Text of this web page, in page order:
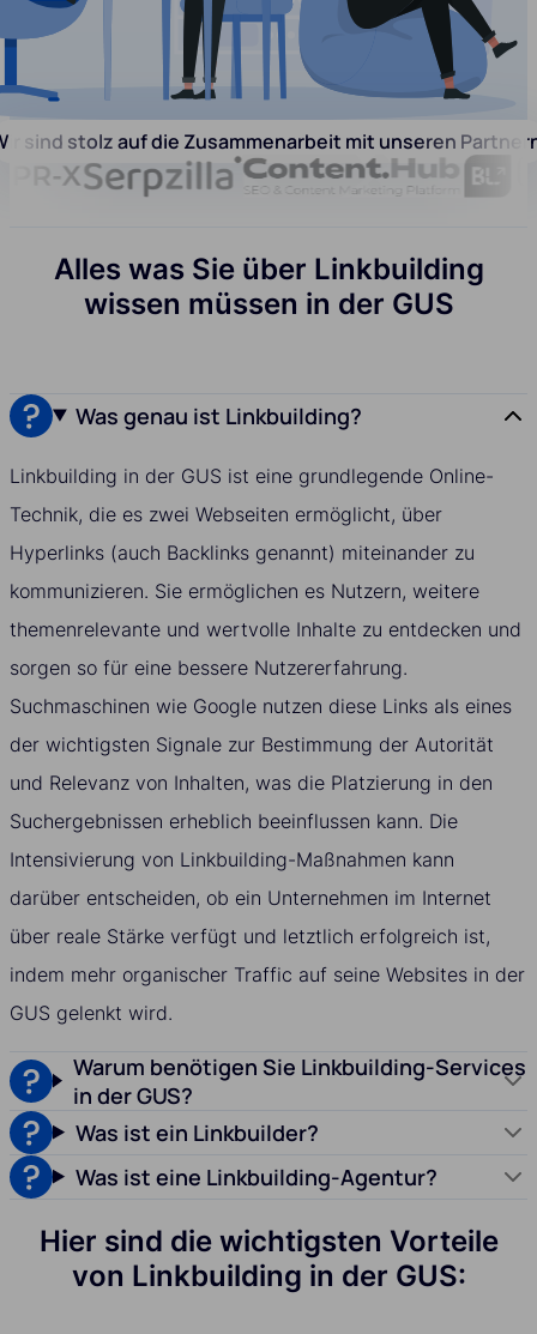
sind stolz auf die Zusammenarbeit mit unseren
Alles was Sie über Linkbuilding
wissen müssen in der GUS
Was genau ist Linkbuilding?
Linkbuilding in der GUS ist eine grundlegende Online-
Technik, die es zwei Webseiten ermöglicht, über
Hyperlinks (auch Backlinks genannt) miteinander zu
kommunizieren. Sie ermöglichen es Nutzern, weitere
themenrelevante und wertvolle Inhalte zu entdecken und
sorgen so für eine bessere Nutzererfahrung.
Suchmaschinen wie Google nutzen diese Links als eines
der wichtigsten Signale zur Bestimmung der Autorität
und Relevanz von Inhalten, was die Platzierung in den
Suchergebnissen erheblich beeinflussen kann. Die
Intensivierung von Linkbuilding-Maßnahmen kann
darüber entscheiden, ob ein Unternehmen im Internet
über reale Stärke verfügt und letztlich erfolgreich ist,
indem mehr organischer Traffic auf seine Websites in der
GUS gelenkt wird.
Warum benötigen Sie Linkbuilding-Services
in der GUS?
Was ist ein Linkbuilder?
Was ist eine Linkbuilding-Agentur?
Hier sind die wichtigsten Vorteile
von Linkbuilding in der GUS: